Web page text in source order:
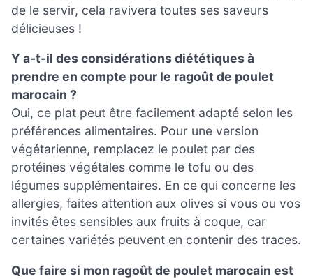
de le servir, cela ravivera toutes ses saveurs
délicieuses !
Y a-t-il des considérations diététiques à
prendre en compte pour le ragoût de poulet
marocain ?
Oui, ce plat peut être facilement adapté selon les
préférences alimentaires. Pour une version
végétarienne, remplacez le poulet par des
protéines végétales comme le tofu ou des
légumes supplémentaires. En ce qui concerne les
allergies, faites attention aux olives si vous ou vos
invités êtes sensibles aux fruits à coque, car
certaines variétés peuvent en contenir des traces.
Que faire si mon ragoût de poulet marocain est